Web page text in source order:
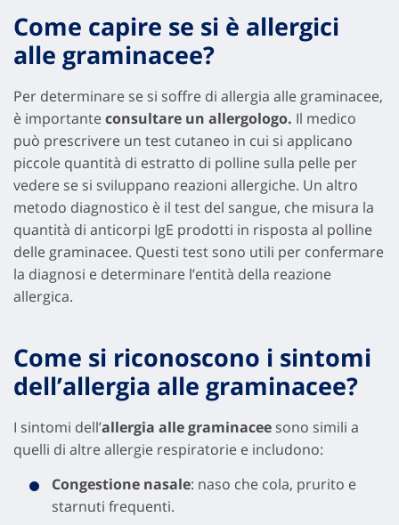
Come capire se si è allergici
alle graminacee?
Per determinare se si soffre di allergia alle graminacee,
è importanteconsultare un allergologo. Il medico
può prescrivere un test cutaneo in cui si applicano
piccole quantità di estratto di polline sulla pelle per
vedere se si sviluppano reazioni allergiche. Un altro
metodo diagnostico è il test del sangue, che misura la
quantità di anticorpi IgE prodotti in risposta al polline
delle graminacee. Questi test sono utili per confermare
la diagnosi e determinare l’entità della reazione
allergica.
Come si riconoscono i sintomi
dell’allergia alle graminacee?
I sintomi dell’allergia alle graminacee sono simili a
quelli di altre allergie respiratorie e includono:
Congestione nasale: naso che cola, prurito e
starnuti frequenti.